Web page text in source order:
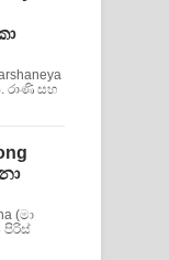
රාණි සහ
(මා
පිරිස්